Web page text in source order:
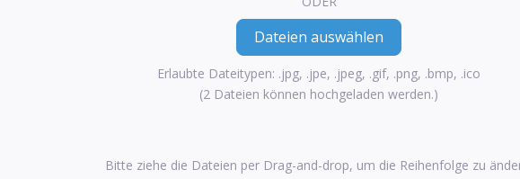
Erlaubte Dateitypen: .jpg, .jpe, .jpeg, .gif, .png, .bmp, .ico
(2 Dateien können hochgeladen werden.)
Bitte ziehe die Dateien per Drag-and-drop, um die Reihenfolge zu